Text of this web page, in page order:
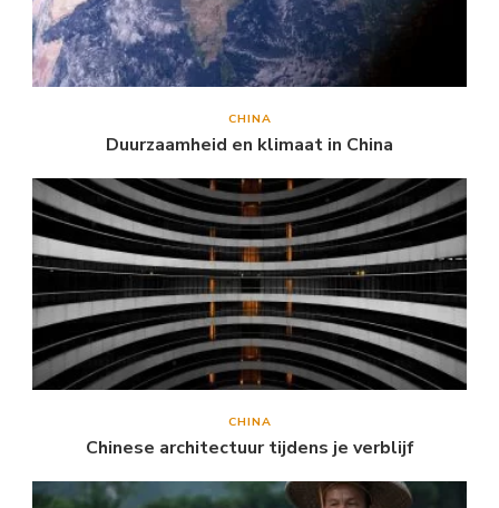
CHINA
Duurzaamheid en klimaat in China
CHINA
Chinese architectuur tijdens je verblijf